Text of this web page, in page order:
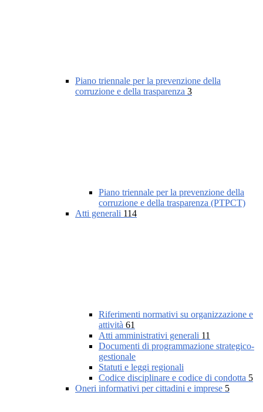
Piano triennale per la prevenzione della
corruzione e della trasparenza 3
Piano triennale per la prevenzione della
corruzione e della trasparenza (PTPCT)
Atti generali 114
Riferimenti normativi su organizzazione e
attività 61
Atti amministrativi generali 11
Documenti di programmazione strategico-
gestionale
Statuti e leggi regionali
Codice disciplinare e codice di condotta 5
Oneri informativi per cittadini e imprese 5